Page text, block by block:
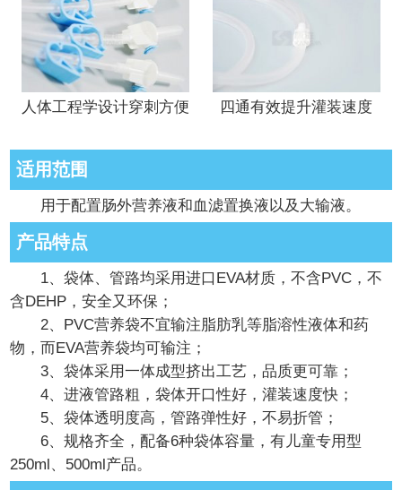
人体工程学设计穿刺方便 四通有效提升灌装速度
适用范围
用于配置肠外营养液和血滤置换液以及大输液。
产品特点
1、袋体、管路均采用进口EVA材质，不含PVC，不
含DEHP，安全又环保；
2、PVC营养袋不宜输注脂肪乳等脂溶性液体和药
物，而EVA营养袋均可输注；
3、袋体采用一体成型挤出工艺，品质更可靠；
4、进液管路粗，袋体开口性好，灌装速度快；
5、袋体透明度高，管路弹性好，不易折管；
6、规格齐全，配备6种袋体容量，有儿童专用型
250ml、500ml产品。